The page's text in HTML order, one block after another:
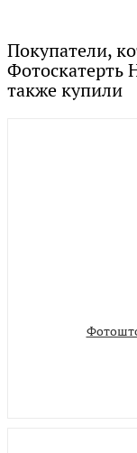
Покупатели,
Фотоскатерть
также купили